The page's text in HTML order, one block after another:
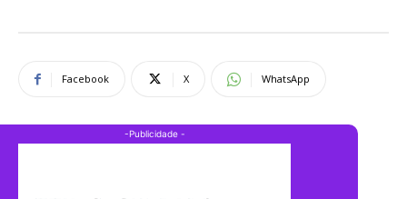
Facebook X WhatsApp
-Publicidade -